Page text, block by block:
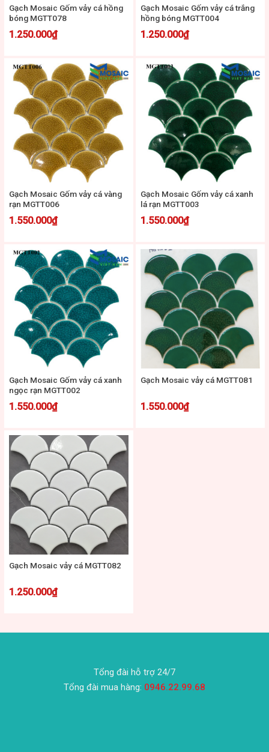
Gạch Mosaic Gốm vảy cá hồng
bóng MGTT078
1.250.000₫
Gạch Mosaic Gốm vảy cá trắng
hồng bóng MGTT004
1.250.000₫
Gạch Mosaic Gốm vảy cá vàng
rạn MGTT006
1.550.000₫
Gạch Mosaic Gốm vảy cá xanh
lá rạn MGTT003
1.550.000₫
Gạch Mosaic Gốm vảy cá xanh
ngọc rạn MGTT002
1.550.000₫
Gạch Mosaic vảy cá MGTT081
1.550.000₫
Gạch Mosaic vảy cá MGTT082
1.250.000₫
Tổng đài hỗ trợ 24/7
Tổng đài mua hàng: 0946.22.99.68